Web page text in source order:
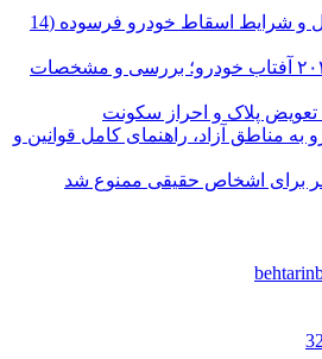
راهنمای کامل مراحل و شرایط اسقاط خودرو فرسوده (14
مزدا CX-30 مدل ۲۰۲۴ آفتاب خودرو؛ بررسی و مشخصات
تعویض پلاک و احراز سکونت
به مناطق آزاد، راهنمای کامل قوانین و
برای اشخاص حقیقی ممنوع شد